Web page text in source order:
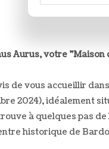
Aurus, votre "Maison
de vous accueillir
2024), idéalement
à quelques pas
historique de